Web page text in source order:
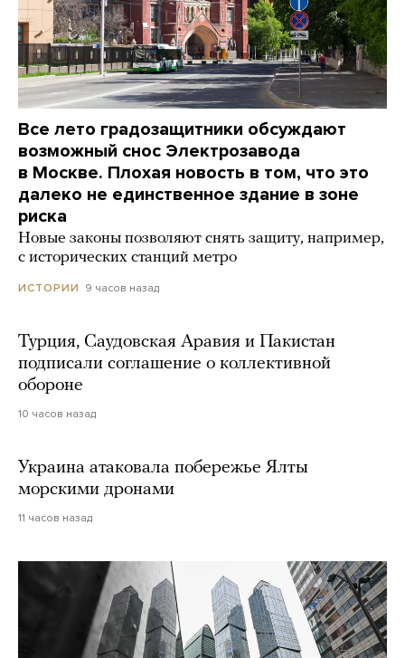
Все лето градозащитники обсуждают
возможный снос Электрозавода
в Москве. Плохая новость в том, что это
далеко не единственное здание в зоне
риска
Новые законы позволяют снять защиту, например,
с исторических станций метро
ИСТОРИИ 9 часов назад
Турция, Саудовская Аравия и Пакистан
подписали соглашение о коллективной
обороне
10 часов назад
Украина атаковала побережье Ялты
морскими дронами
11 часов назад